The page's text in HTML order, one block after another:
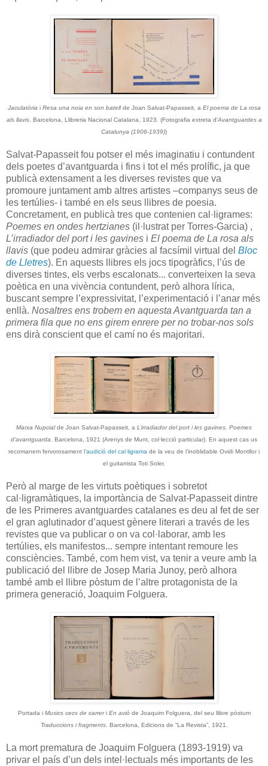
Jaculatòria i Resa una noia en son batellde Joan Salvat-Papasseit, a El poema de La rosa
als llavis. Barcelona, Llibreria Nacional Catalana, 1923. (Fotografia extreta d'Avantguardes a
Catalunya (1906-1939))
Salvat-Papasseit fou potser el més imaginatiu i contundent
dels poetes d’avantguarda i fins i tot el més prolífic, ja que
publicà extensament a les diverses revistes que va
promoure juntament amb altres artistes –companys seus de
les tertúlies- i també en els seus llibres de poesia.
Concretament, en publicà tres que contenien cal·ligrames:
Poemes en ondes hertzianes (il·lustrat per Torres-Garcia) ,
L’irradiador del port i les gavines i El poema de La rosa als
llavis (que podeu admirar gràcies al facsímil virtual del Bloc
de Lletres). En aquests llibres els jocs tipogràfics, l’ús de
diverses tintes, els verbs escalonats... converteixen la seva
poètica en una vivència contundent, però alhora lírica,
buscant sempre l’expressivitat, l’experimentació i l’anar més
enllà. Nosaltres ens trobem en aquesta Avantguarda tan a
primera fila que no ens girem enrere per no trobar-nos sols
ens dirà conscient que el camí no és majoritari.
Marxa Nupcialde Joan Salvat-Papasseit, a L’irradiador del port i les gavines. Poemes
d’avantguarda . Barcelona, 1921 (Arenys de Munt, col·lecció particular). En aquest cas us
recomanem fervorosament l’audició del cal·ligrama de la veu de l’inoblidable Ovidi Montllor i
el guitarrista Toti Soler.
Però al marge de les virtuts poètiques i sobretot
cal·ligramàtiques, la importància de Salvat-Papasseit dintre
de les Primeres avantguardes catalanes es deu al fet de ser
el gran aglutinador d’aquest gènere literari a través de les
revistes que va publicar o on va col·laborar, amb les
tertúlies, els manifestos... sempre intentant remoure les
consciències. També, com hem vist, va tenir a veure amb la
publicació del llibre de Josep Maria Junoy, però alhora
també amb el llibre pòstum de l’altre protagonista de la
primera generació, Joaquim Folguera.
Portada i Musics cecs de carreri En avióde Joaquim Folguera, del seu llibre pòstum
Traduccions i fragments. Barcelona, Edicions de “La Revista”, 1921.
La mort prematura de Joaquim Folguera (1893-1919) va
privar el país d’un dels intel·lectuals més importants de les